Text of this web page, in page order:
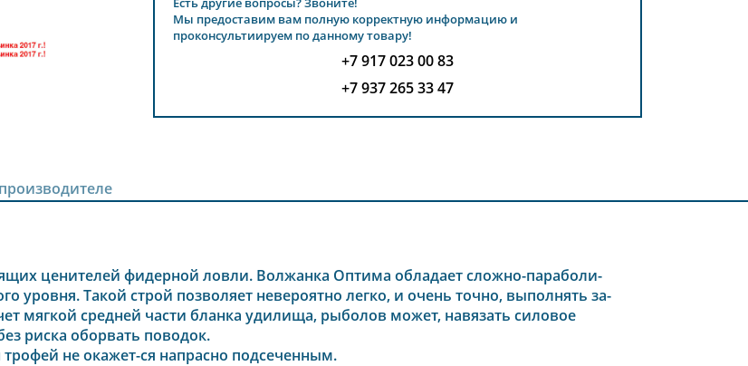
Мы предоставим вам полную корректную информацию и
проконсультиируем по данному товару!
+7 917 023 00 83
+7 937 265 33 47
ценителей фидерной ловли. Волжанка Оптима обладает сложно-параболи-
уровня. Такой строй позволяет невероятно легко, и очень точно, выполнять за-
мягкой средней части бланка удилища, рыболов может, навязать силовое
риска оборвать поводок.
не окажет-ся напрасно подсеченным.